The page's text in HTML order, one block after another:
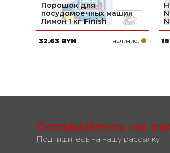
Порошок для
посудомоечных машин
Лимон 1 кг Finish
32.63 BYN наличие:
Оставайтесь на
Подпишитесь на нашу рассылку